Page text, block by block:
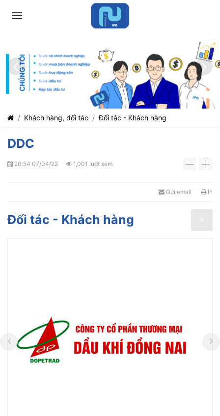
Khách hàng, đối tác Đối tác - Khách hàng
DDC
20:54 07/04/22 1,001 lượt xem - +
Gửi email In
Đối tác - Khách hàng